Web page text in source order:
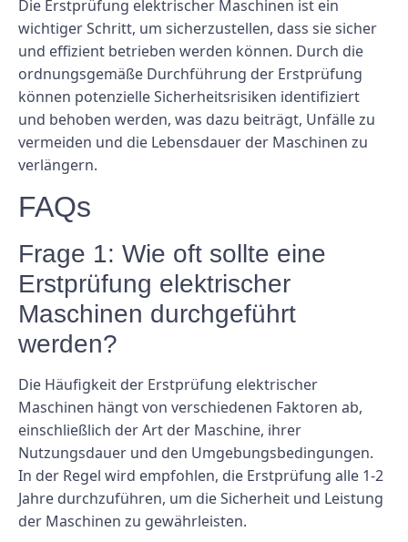
Die Erstprüfung elektrischer Maschinen ist ein
wichtiger Schritt, um sicherzustellen, dass sie sicher
und effizient betrieben werden können. Durch die
ordnungsgemäße Durchführung der Erstprüfung
können potenzielle Sicherheitsrisiken identifiziert
und behoben werden, was dazu beiträgt, Unfälle zu
vermeiden und die Lebensdauer der Maschinen zu
verlängern.
FAQs
Frage 1: Wie oft sollte eine
Erstprüfung elektrischer
Maschinen durchgeführt
werden?
Die Häufigkeit der Erstprüfung elektrischer
Maschinen hängt von verschiedenen Faktoren ab,
einschließlich der Art der Maschine, ihrer
Nutzungsdauer und den Umgebungsbedingungen.
In der Regel wird empfohlen, die Erstprüfung alle 1-2
Jahre durchzuführen, um die Sicherheit und Leistung
der Maschinen zu gewährleisten.